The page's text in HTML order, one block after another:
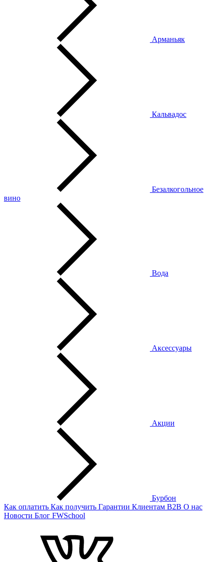
Арманьяк
Кальвадос
Безалкогольное
вино
Вода
Аксессуары
Акции
Бурбон
Как оплатить Как получить Гарантии Клиентам B2B О нас
Новости Блог FWSchool